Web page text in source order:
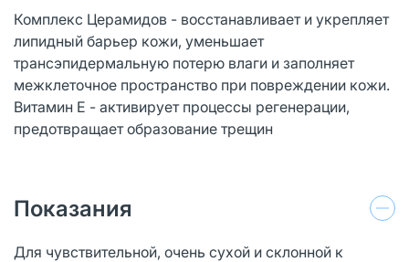
Комплекс Церамидов - восстанавливает и укрепляет
липидный барьер кожи, уменьшает
трансэпидермальную потерю влаги и заполняет
межклеточное пространство при повреждении кожи.
Витамин Е - активирует процессы регенерации,
предотвращает образование трещин
Показания
Для чувствительной, очень сухой и склонной к